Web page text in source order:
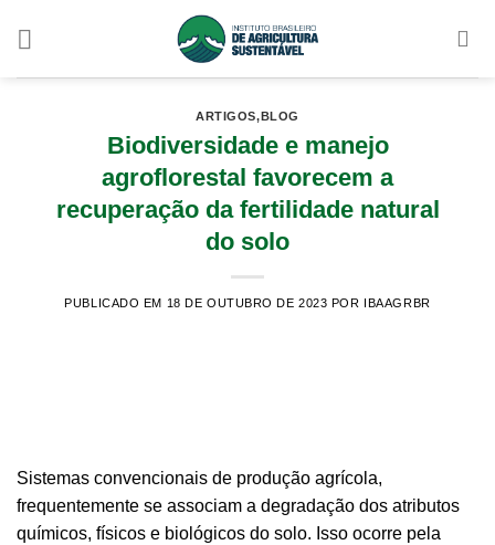
ARTIGOS,BLOG
Biodiversidade e manejo
agroflorestal favorecem a
recuperação da fertilidade natural
do solo
PUBLICADO EM 18 DE OUTUBRO DE 2023 POR IBAAGRBR
Sistemas convencionais de produção agrícola,
frequentemente se associam a degradação dos atributos
químicos, físicos e biológicos do solo. Isso ocorre pela